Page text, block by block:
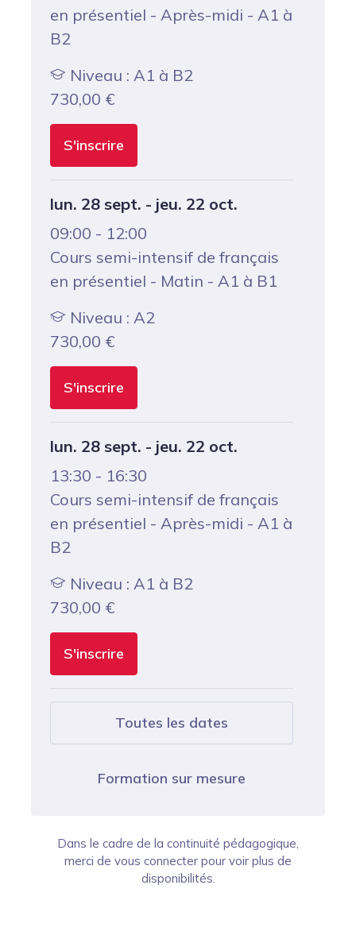
en présentiel - Après-midi - A1 à
B2
Niveau : A1 à B2
730,00 €
S'inscrire
lun. 28 sept. - jeu. 22 oct.
09:00 - 12:00
Cours semi-intensif de français
en présentiel - Matin - A1 à B1
Niveau : A2
730,00 €
S'inscrire
lun. 28 sept. - jeu. 22 oct.
13:30 - 16:30
Cours semi-intensif de français
en présentiel - Après-midi - A1 à
B2
Niveau : A1 à B2
730,00 €
S'inscrire
Toutes les dates
Formation sur mesure
Dans le cadre de la continuité pédagogique,
merci de vous connecter pour voir plus de
disponibilités.